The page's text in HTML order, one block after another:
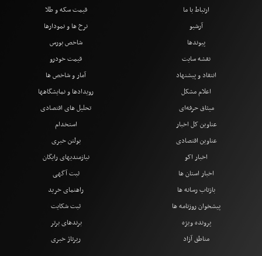
ارتباط با ما
آرشیو
پیوندها
نقشه سایت
انتقاد و پیشنهاد
اعلام مشکل
میثاق حرفه‌ای
قیمت سکه و طلا
نرخ ها و نمودارها
شاخص بورس
قیمت خودرو
آمار و شاخص ها
رویدادها و نمایشگاهها
تحلیل های اقتصادی
عناوین کل اخبار
عناوین اقتصادی
اخبار اکو
اخبار استان ها
بازتاب رسانه ها
پیشخوان روزنامه ها
پرونده ویژه
مناطق آزاد
استخدام
بولتن خبری
نیازمندیهای رایگان
ثبت آگهی
راهنمای خرید
ثبت شکایت
برندهای برتر
رپرتاژ خبری